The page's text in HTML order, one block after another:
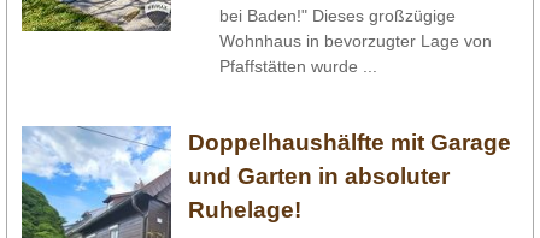
bei Baden!" Dieses großzügige
Wohnhaus in bevorzugter Lage von
Pfaffstätten wurde ...
Doppelhaushälfte mit Garage
und Garten in absoluter
Ruhelage!